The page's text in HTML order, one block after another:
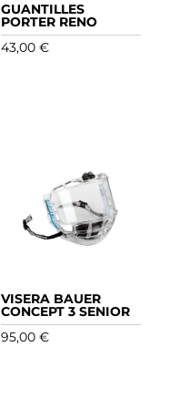
GUANTILLES
PORTER RENO
43,00€
VISERA BAUER
CONCEPT 3 SENIOR
95,00€